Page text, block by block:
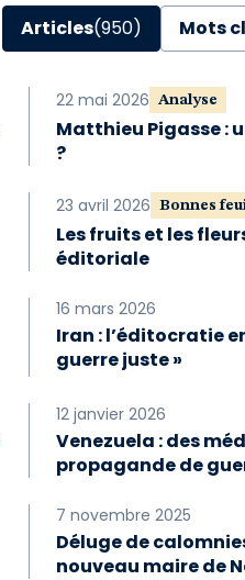
Articles(950) Mots
22 mai 2026 Analyse
Matthieu Pigasse :
?
23 avril 2026 Bonnes
Les fruits et les
éditoriale
16 mars 2026
Iran : l’éditocratie
guerre juste »
12 janvier 2026
Venezuela : des
propagande de
7 novembre 2025
Déluge de
nouveau maire de